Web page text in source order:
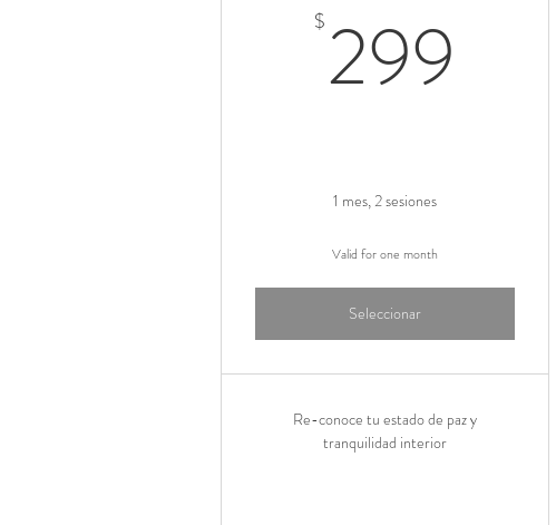
$299
1 mes, 2 sesiones
Valid for one month
Seleccionar
Re-conoce tu estado de paz y
tranquilidad interior